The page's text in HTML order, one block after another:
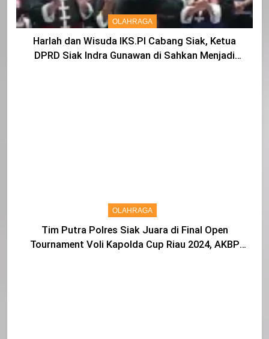
OLAHRAGA
Harlah dan Wisuda IKS.PI Cabang Siak, Ketua
DPRD Siak Indra Gunawan di Sahkan Menjadi
OLAHRAGA
Tim Putra Polres Siak Juara di Final Open
Tournament Voli Kapolda Cup Riau 2024, AKBP